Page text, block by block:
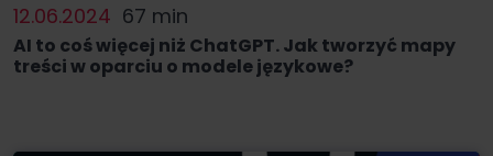
12.06.2024 67 min
AI to coś więcej niż ChatGPT. Jak tworzyć mapy
treści w oparciu o modele językowe?